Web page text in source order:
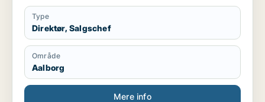
Type
Direktør, Salgschef
Område
Aalborg
Mere info